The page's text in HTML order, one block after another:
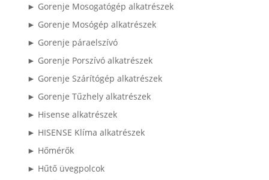
► Gorenje Mosogatógép alkatrészek
► Gorenje Mosógép alkatrészek
► Gorenje páraelszívó
► Gorenje Porszívó alkatrészek
► Gorenje Szárítógép alkatrészek
► Gorenje Tűzhely alkatrészek
► Hisense alkatrészek
► HISENSE Klíma alkatrészek
► Hőmérők
► Hűtő üvegpolcok